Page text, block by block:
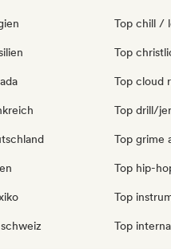
Top chill /
Top
Top cloud
Top drill/
Top grime
Top hip-
Top
Top